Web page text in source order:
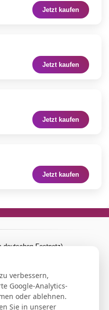
Jetzt kaufen
Jetzt kaufen
Jetzt kaufen
Jetzt kaufen
deutschen Festnetz).
einer 0900er Rufummer ist
dt. Netzen).
Bezogen auf das erste
verbessern,
Google-Analytics-
oder ablehnen.
Sie in unserer